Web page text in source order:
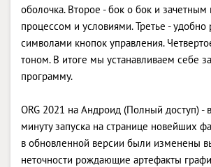
оболочка. Второе - бок о бок и
процессом и условиями. Третье -
символами кнопок управления.
тоном. В итоге мы устанавливаем себе
программу.
ORG 2021 на Андроид (Полный доступ) -
минуту запуска на странице новейших
в обновленной версии были изменены
неточности рождающие артефакты